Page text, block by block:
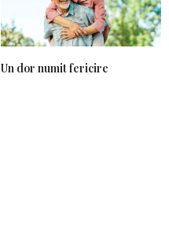
Un dor numit fericire